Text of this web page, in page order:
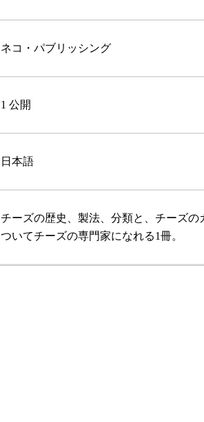
ネコ・パブリッシング
1 公開
日本語
チーズの歴史、製法、分類と、チーズ
ついてチーズの専門家になれる1冊。